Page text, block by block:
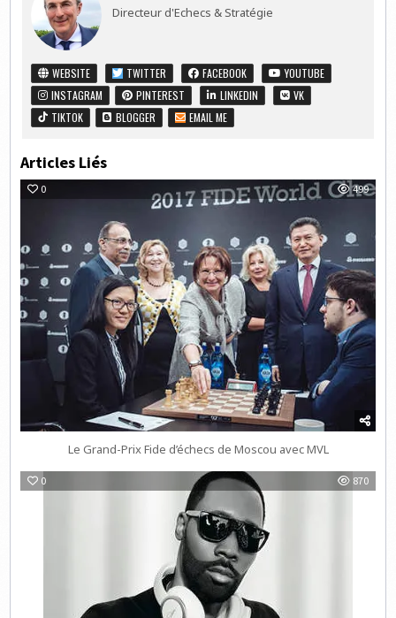
Directeur d'Echecs & Stratégie
WEBSITE TWITTER FACEBOOK
YOUTUBE
INSTAGRAM
PINTEREST LINKEDIN
VK
TIKTOK
BLOGGER EMAIL ME
Articles Liés
0 499
Le Grand-Prix Fide d’échecs de Moscou avec MVL
0 870